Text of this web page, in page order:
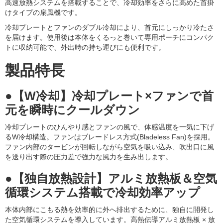
高速放熱システムを搭載することで、冷却効率をさらに高めた首掛
けタイプの扇風機です。
冷却プレートとファンのダブル冷却により、首元にしっかり冷たさ
を届けます。使用後は本体をくるっと巻いて専用ポーチにコンパク
トに収納可能で、外出時の持ち運びにも便利です。
製品特長
●【W冷却】冷却プレート×ファンで首
元を瞬時にクールダウン
冷却プレートのひんやり感とファンの風で、体感温度を一気に下げ
るW冷却構造。ファンはブレードレス方式(Bladeless Fan)を採用。
ファン内部のタービンが回転しながら空気を吸い込み、吹出口に風
を送り出す際の圧力差で強力な風力を生み出します。
●【独自放熱設計】アルミ放熱板＆空気
循環システム搭載で冷却効率アップ
本体内部にこもる熱を効率的に外へ排出するために、独自に開発し
た空気循環システムを導入しています。高熱伝導アルミ放熱板 × 放